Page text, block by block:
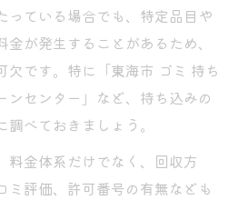
っている場合でも、特定品目や
が発生することがあるため、
欠です。特に「東海市 ゴミ 持ち
ンセンター」など、持ち込みの
べておきましょう。
料金体系だけでなく、回収方
ミ評価、許可番号の有無なども